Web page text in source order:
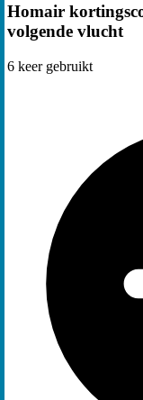
Homair
volgende vlucht
6 keer gebruikt